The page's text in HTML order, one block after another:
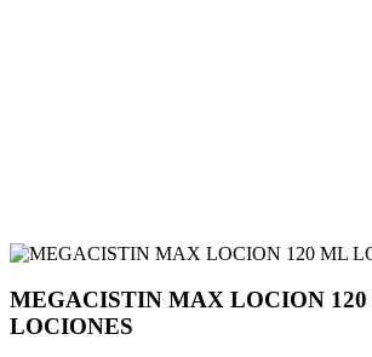
MEGACISTIN MAX LOCION
LOCIONES